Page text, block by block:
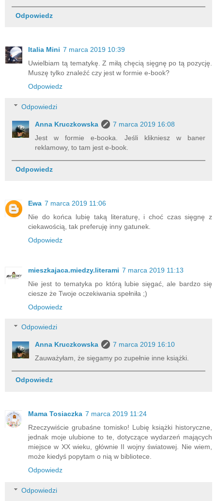
Odpowiedz
Italia Mini 7 marca 2019 10:39
Uwielbiam tą tematykę. Z miłą chęcią sięgnę po tą pozycję.
Muszę tylko znaleźć czy jest w formie e-book?
Odpowiedz
Odpowiedzi
Anna Kruczkowska
7 marca 2019 16:08
Jest w formie e-booka. Jeśli klikniesz w baner
reklamowy, to tam jest e-book.
Odpowiedz
Ewa 7 marca 2019 11:06
Nie do końca lubię taką literaturę, i choć czas sięgnę z
ciekawością, tak preferuję inny gatunek.
Odpowiedz
mieszkajaca.miedzy.literami 7 marca 2019 11:13
Nie jest to tematyka po którą lubie sięgać, ale bardzo się
ciesze że Twoje oczekiwania spełniła ;)
Odpowiedz
Odpowiedzi
Anna Kruczkowska
7 marca 2019 16:10
Zauważyłam, że sięgamy po zupełnie inne książki.
Odpowiedz
Mama Tosiaczka 7 marca 2019 11:24
Rzeczywiście grubaśne tomisko! Lubię książki historyczne,
jednak moje ulubione to te, dotyczące wydarzeń mających
miejsce w XX wieku, głównie II wojny światowej. Nie wiem,
może kiedyś popytam o nią w bibliotece.
Odpowiedz
Odpowiedzi